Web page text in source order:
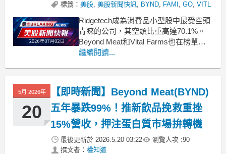
標籤： 美股, 美股新聞快訊, BYND, FAMI , GO, VITL
Ridgetech成為消費品小型股中最受空頭
青睞的公司，其空頭比重高達70.1%。
Beyond Meat和Vital Farms也在榜單
上，顯示市場對這些公司的財務前景持
繼續閱讀...
5月 2026年
20
【即時新聞】Beyond Meat(BYND)
五年暴跌99%！推新飲品挽救重挫
15%營收，押注蛋白質市場拚轉機
最後更新於 2026.5.20 03:22 瀏覽人次 :90
撰文者： 權知道